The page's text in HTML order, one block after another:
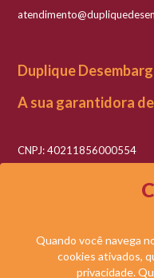
Quando você navega
cookies ativados,
privacidade.
Duplique
A sua garantidora
CNPJ: 40211856000554
Razão social: Duplique
© DUPLIQUE